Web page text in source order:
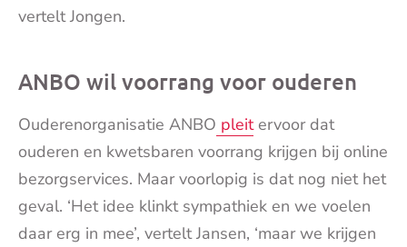
vertelt Jongen.
ANBO wil voorrang voor ouderen
Ouderenorganisatie ANBO pleitervoor dat
ouderen en kwetsbaren voorrang krijgen bij online
bezorgservices. Maar voorlopig is dat nog niet het
geval. ‘Het idee klinkt sympathiek en we voelen
daar erg in mee’, vertelt Jansen, ‘maar we krijgen